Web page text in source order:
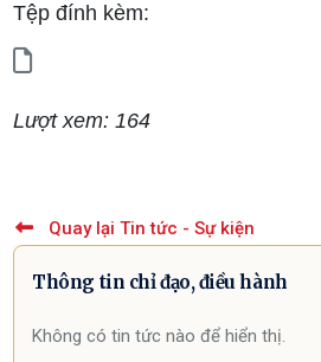
Tệp đính kèm:
Lượt xem: 164
Quay lại Tin tức - Sự kiện
Thông tin chỉ đạo, điều hành
Không có tin tức nào để hiển thị.